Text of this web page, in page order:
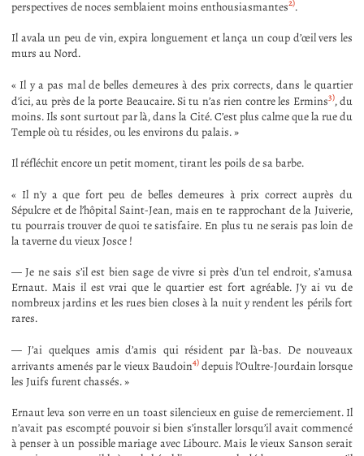
perspectives de noces semblaient moins enthousiasmantes2).
Il avala un peu de vin, expira longuement et lança un coup d’œil vers les
murs au Nord.
« Il y a pas mal de belles demeures à des prix corrects, dans le quartier
d’ici, au près de la porte Beaucaire. Si tu n’as rien contre les Ermins3), du
moins. Ils sont surtout par là, dans la Cité. C’est plus calme que la rue du
Temple où tu résides, ou les environs du palais. »
Il réfléchit encore un petit moment, tirant les poils de sa barbe.
« Il n’y a que fort peu de belles demeures à prix correct auprès du
Sépulcre et de l’hôpital Saint-Jean, mais en te rapprochant de la Juiverie,
tu pourrais trouver de quoi te satisfaire. En plus tu ne serais pas loin de
la taverne du vieux Josce !
— Je ne sais s’il est bien sage de vivre si près d’un tel endroit, s’amusa
Ernaut. Mais il est vrai que le quartier est fort agréable. J’y ai vu de
nombreux jardins et les rues bien closes à la nuit y rendent les périls fort
rares.
— J’ai quelques amis d’amis qui résident par là-bas. De nouveaux
arrivants amenés par le vieux Baudoin4)depuis l’Oultre-Jourdain lorsque
les Juifs furent chassés. »
Ernaut leva son verre en un toast silencieux en guise de remerciement. Il
n’avait pas escompté pouvoir si bien s’installer lorsqu’il avait commencé
à penser à un possible mariage avec Libourc. Mais le vieux Sanson serait